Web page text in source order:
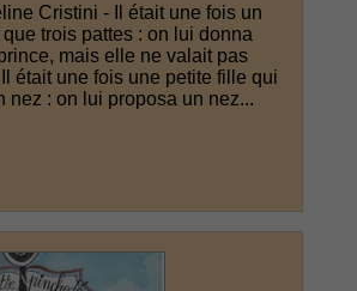
Cristini - Il était une fois un
trois pattes : on lui donna
mais elle ne valait pas
était une fois une petite fille qui
nez : on lui proposa un nez...